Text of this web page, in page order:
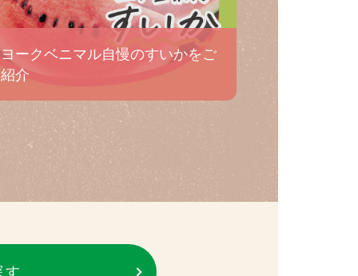
ヨークベニマル自慢のすいかをご
紹介
す